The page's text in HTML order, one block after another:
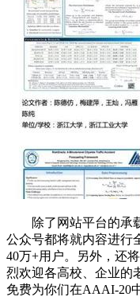
除了网站平台的承载
公众号都将就内容进行
40万+用户。另外，还
烈欢迎各高校、企业的
免费为你们在AAAI-20